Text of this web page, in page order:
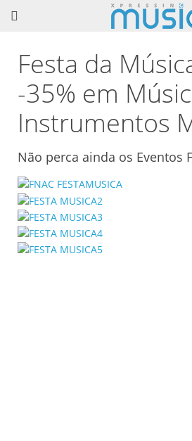
Festa da
-35% em
Instrumentos
Não perca ainda os Eventos